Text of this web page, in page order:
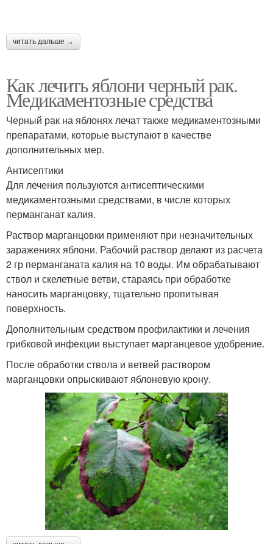
читать дальше →
Как лечить яблони черный рак.
Медикаментозные средства
Черный рак на яблонях лечат также медикаментозными
препаратами, которые выступают в качестве
дополнительных мер.
Антисептики
Для лечения пользуются антисептическими
медикаментозными средствами, в числе которых
перманганат калия.
Раствор марганцовки применяют при незначительных
заражениях яблони. Рабочий раствор делают из расчета
2 гр перманганата калия на 10 воды. Им обрабатывают
ствол и скелетные ветви, стараясь при обработке
наносить марганцовку, тщательно пропитывая
поверхность.
Дополнительным средством профилактики и лечения
грибковой инфекции выступает марганцевое удобрение.
После обработки ствола и ветвей раствором
марганцовки опрыскивают яблоневую крону.